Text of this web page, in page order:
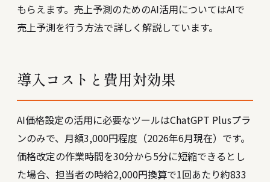
もらえます。売上予測のためのAI活用についてはAIで
売上予測を行う方法で詳しく解説しています。
導入コストと費用対効果
AI価格設定の活用に必要なツールはChatGPT Plusプラ
ンのみで、月額3,000円程度（2026年6月現在）です。
価格改定の作業時間を30分から5分に短縮できるとし
た場合、担当者の時給2,000円換算で1回あたり約833